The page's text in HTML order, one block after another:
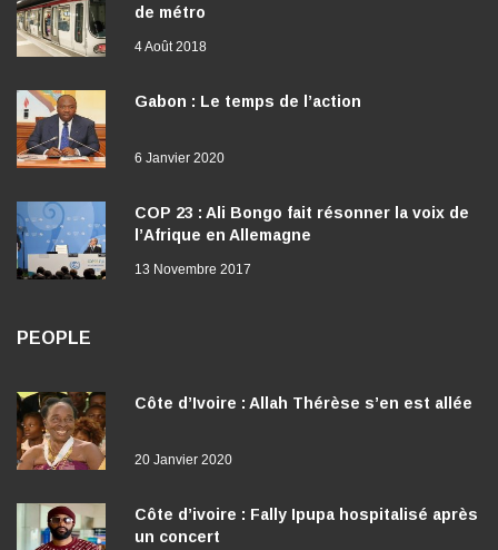
de métro
4 Août 2018
Gabon : Le temps de l’action
6 Janvier 2020
COP 23 : Ali Bongo fait résonner la voix de
l’Afrique en Allemagne
13 Novembre 2017
PEOPLE
Côte d’Ivoire : Allah Thérèse s’en est allée
20 Janvier 2020
Côte d’ivoire : Fally Ipupa hospitalisé après
un concert